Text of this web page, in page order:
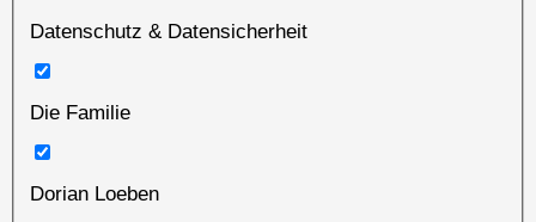
Datenschutz & Datensicherheit
Die Familie
Dorian Loeben